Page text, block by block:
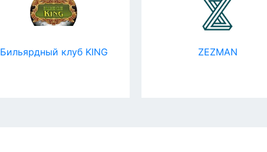
Бильярдный клуб KING ZEZMAN